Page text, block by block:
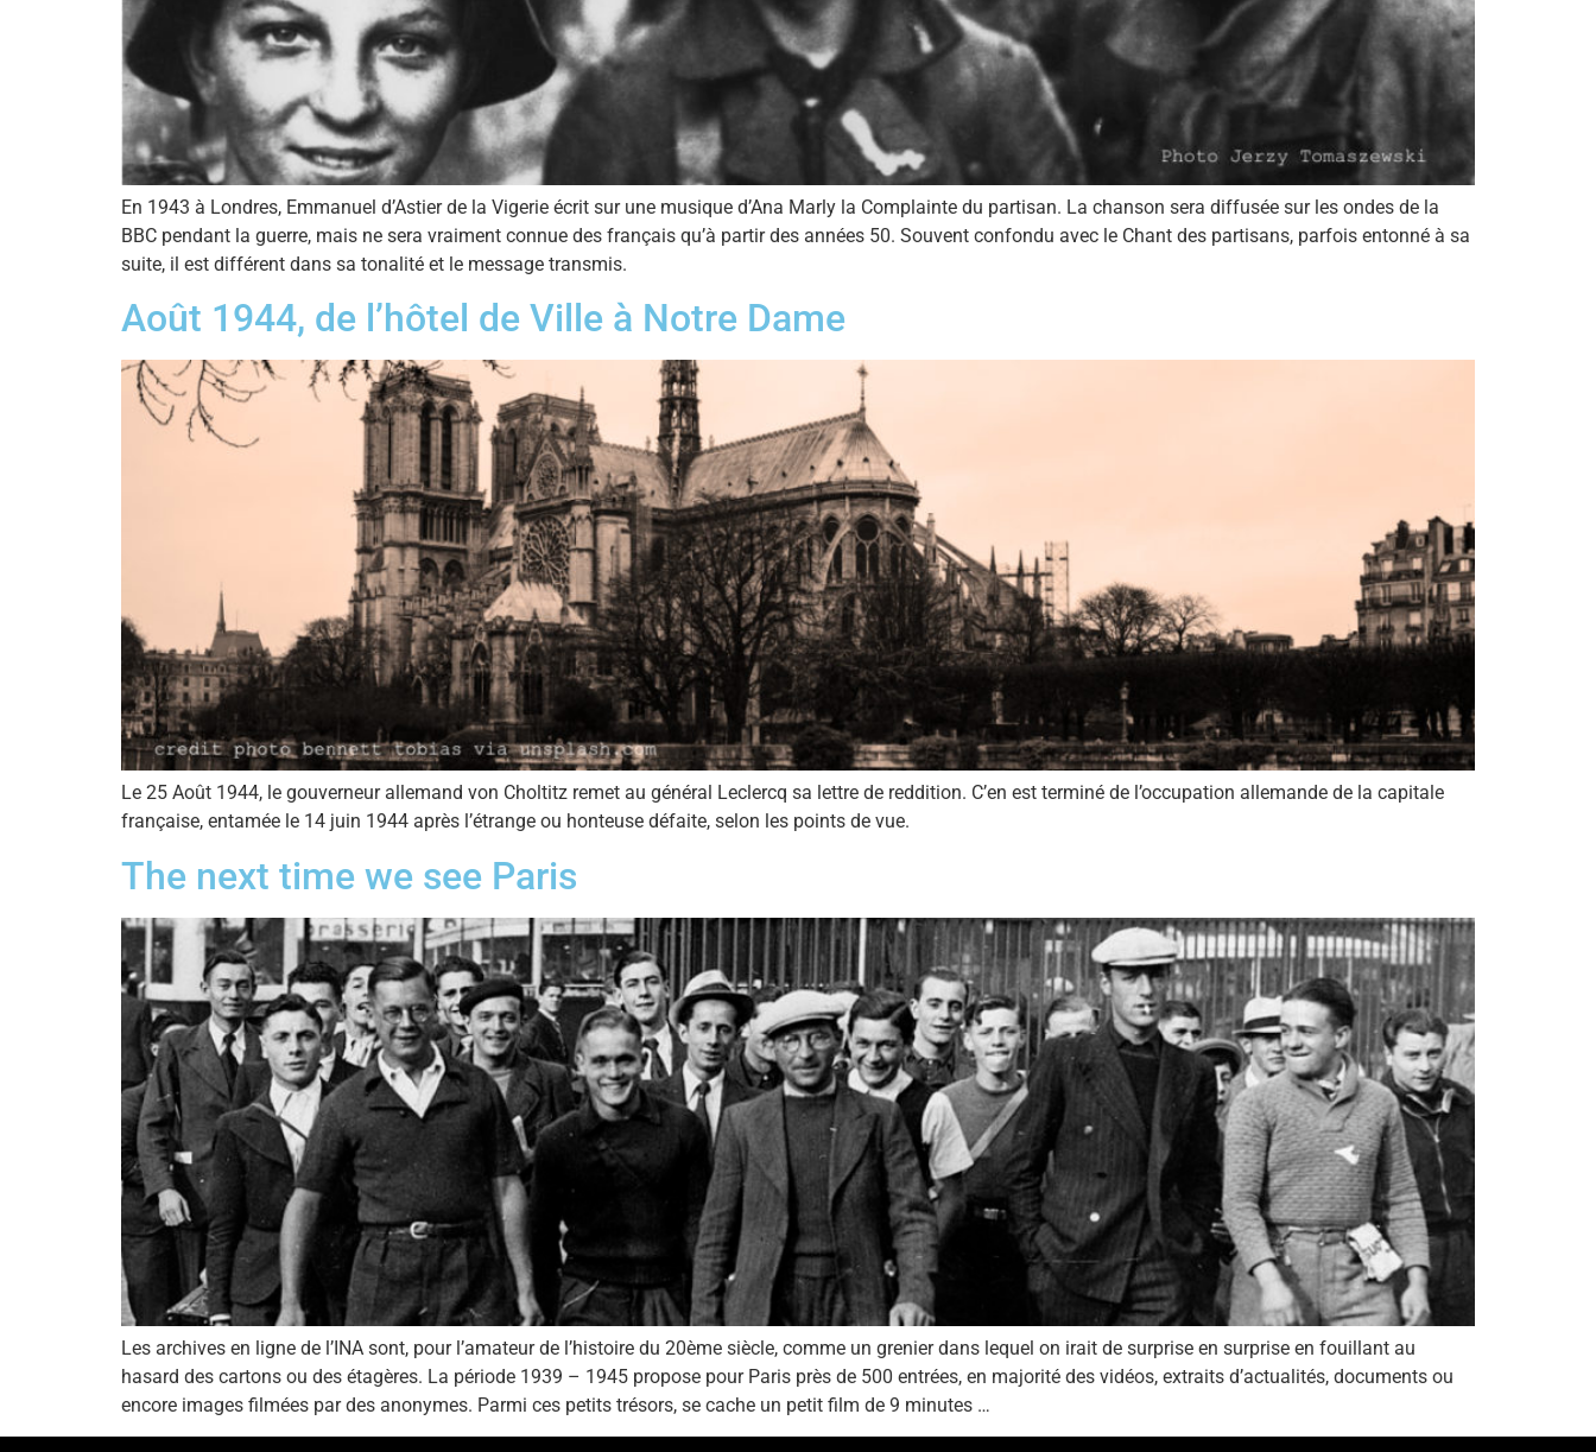
En 1943 à Londres, Emmanuel d’Astier de la Vigerie écrit sur une musique d’Ana Marly la Complainte du partisan. La chanson sera diffusée sur les ondes de la
BBC pendant la guerre, mais ne sera vraiment connue des français qu’à partir des années 50. Souvent confondu avec le Chant des partisans, parfois entonné à sa
suite, il est différent dans sa tonalité et le message transmis.
Août 1944, de l’hôtel de Ville à Notre Dame
Le 25 Août 1944, le gouverneur allemand von Choltitz remet au général Leclercq sa lettre de reddition. C’en est terminé de l’occupation allemande de la capitale
française, entamée le 14 juin 1944 après l’étrange ou honteuse défaite, selon les points de vue.
The next time we see Paris
Les archives en ligne de l’INA sont, pour l’amateur de l’histoire du 20ème siècle, comme un grenier dans lequel on irait de surprise en surprise en fouillant au
hasard des cartons ou des étagères. La période 1939 – 1945 propose pour Paris près de 500 entrées, en majorité des vidéos, extraits d’actualités, documents ou
encore images filmées par des anonymes. Parmi ces petits trésors, se cache un petit film de 9 minutes …